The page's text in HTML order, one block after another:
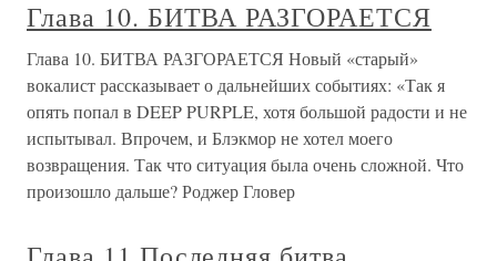
Глава 10. БИТВА РАЗГОРАЕТСЯ
Глава 10. БИТВА РАЗГОРАЕТСЯ Новый «старый»
вокалист рассказывает о дальнейших событиях: «Так я
опять попал в DEEP PURPLE, хотя большой радости и не
испытывал. Впрочем, и Блэкмор не хотел моего
возвращения. Так что ситуация была очень сложной. Что
произошло дальше? Роджер Гловер